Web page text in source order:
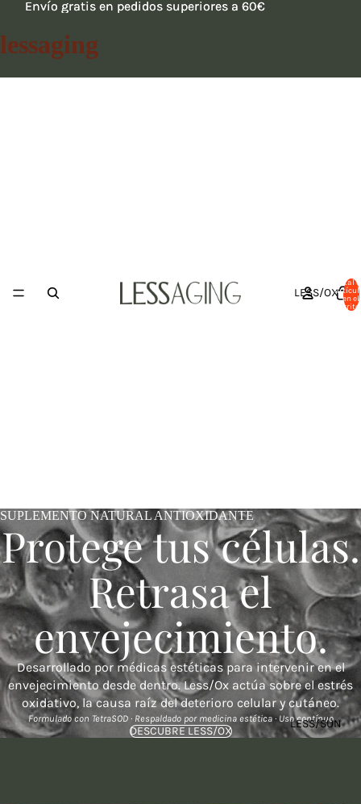
Envío gratis en pedidos superiores a 60€
Envío gratis en pedidos superiores a 60€
lessaging
LESS/OX
LESS/SUN
Total
en el
SUPLEMENTO NATURAL ANTIOXIDANTE
Protege tus células.
Retrasa el
envejecimiento.
Desarrollado por médicas estéticas para intervenir en el
envejecimiento desde dentro. Less/Ox actúa sobre el estrés
oxidativo, la causa raíz del deterioro celular y cutáneo.
Formulado con TetraSOD · Respaldado por medicina estética · Uso contínuo
DESCUBRE LESS/OX